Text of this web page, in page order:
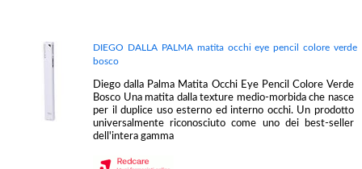
DIEGO DALLA PALMA matita occhi eye pencil colore verde
bosco
Diego dalla Palma Matita Occhi Eye Pencil Colore Verde
Bosco Una matita dalla texture medio-morbida che nasce
per il duplice uso esterno ed interno occhi. Un prodotto
universalmente riconosciuto come uno dei best-seller
dell'intera gamma